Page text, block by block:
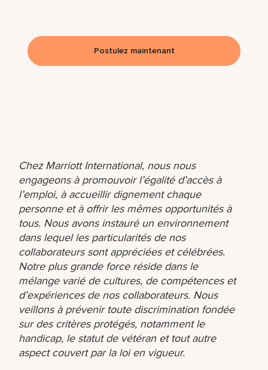
Chez Marriott International, nous nous
engageons à promouvoir l’égalité d’accès à
l’emploi, à accueillir dignement chaque
personne et à offrir les mêmes opportunités à
tous. Nous avons instauré un environnement
dans lequel les particularités de nos
collaborateurs sont appréciées et célébrées.
Notre plus grande force réside dans le
mélange varié de cultures, de compétences et
d’expériences de nos collaborateurs. Nous
veillons à prévenir toute discrimination fondée
sur des critères protégés, notamment le
handicap, le statut de vétéran et tout autre
aspect couvert par la loi en vigueur.
Postulez maintenant